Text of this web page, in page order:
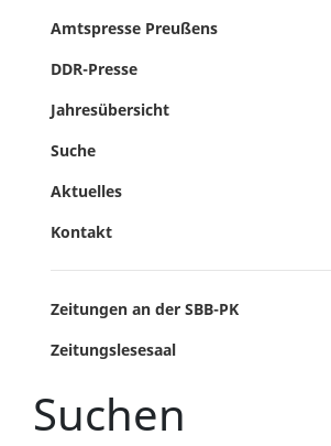
Amtspresse Preußens
DDR-Presse
Jahresübersicht
Suche
Aktuelles
Kontakt
Zeitungen an der SBB-PK
Zeitungslesesaal
Suchen